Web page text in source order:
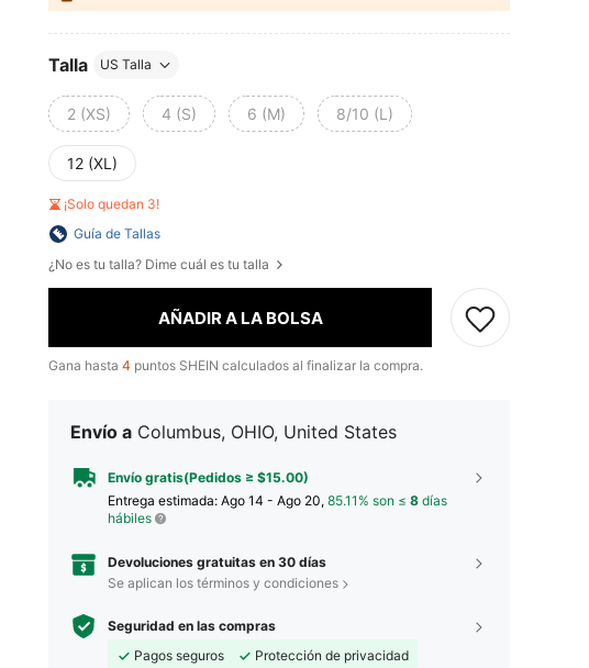
Talla US Talla
2 (XS) 4 (S) 6 (M) 8/10 (L)
12 (XL)
¡Solo quedan 3!
Guía de Tallas
¿No es tu talla? Dime cuál es tu talla
AÑADIR A LA BOLSA
Gana hasta 4 puntos SHEIN calculados al finalizar la compra.
Envío a Columbus, OHIO, United States
Envío gratis(Pedidos ≥ $15.00)
Entrega estimada: Ago 14 - Ago 20, 85.11% son ≤ 8 días
hábiles
Devoluciones gratuitas en 30 días
Se aplican los términos y condiciones
Seguridad en las compras
Pagos seguros
Protección de privacidad